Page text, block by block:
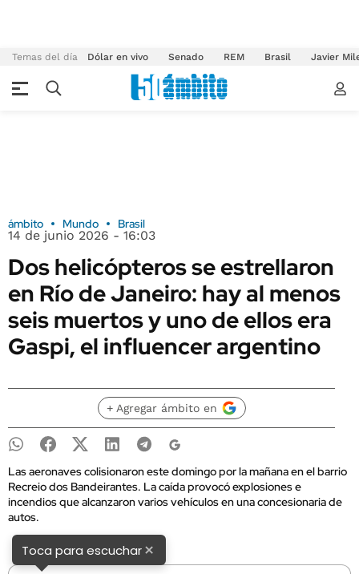
Temas del día Dólar en vivo Senado REM Brasil Javier
ámbito Mundo Brasil
14 de junio 2026 - 16:03
Dos helicópteros se estrellaron
en Río de Janeiro: hay al menos
seis muertos y uno de ellos era
Gaspi, el influencer argentino
+ Agregar ámbito en
Las aeronaves colisionaron este domingo por la mañana en el barrio
Recreio dos Bandeirantes. La caída provocó explosiones e
incendios que alcanzaron varios vehículos en una concesionaria de
autos.
Toca para escuchar×